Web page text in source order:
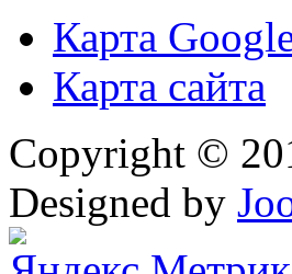
Карта
Карта сайта
Copyright ©
Designed by